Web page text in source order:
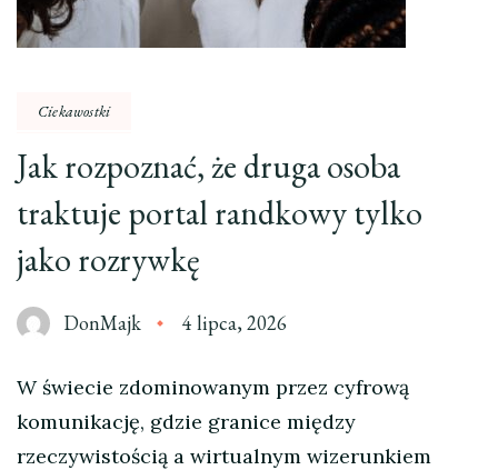
Ciekawostki
Jak rozpoznać, że druga osoba
traktuje portal randkowy tylko
jako rozrywkę
DonMajk 4 lipca, 2026
W świecie zdominowanym przez cyfrową
komunikację, gdzie granice między
rzeczywistością a wirtualnym wizerunkiem